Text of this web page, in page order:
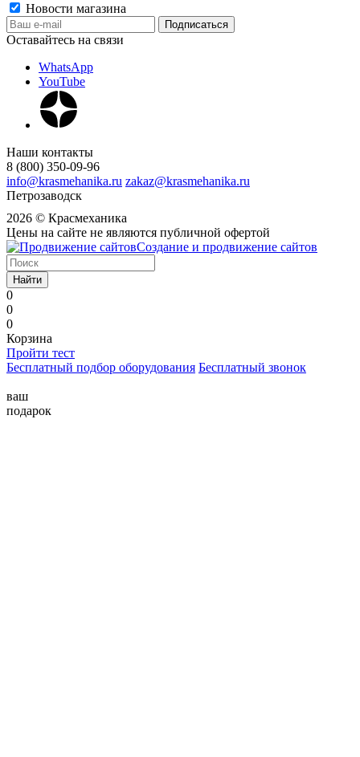
Новости магазина
Оставайтесь на связи
WhatsApp
YouTube
Наши контакты
8 (800) 350-09-96
info@krasmehanika.ru zakaz@krasmehanika.ru
Петрозаводск
2026 © Красмеханика
Цены на сайте не являются публичной офертой
Создание и продвижение сайтов
Найти
0
0
0
Корзина
Пройти тест
Бесплатный подбор оборудования Бесплатный звонок
ваш
подарок